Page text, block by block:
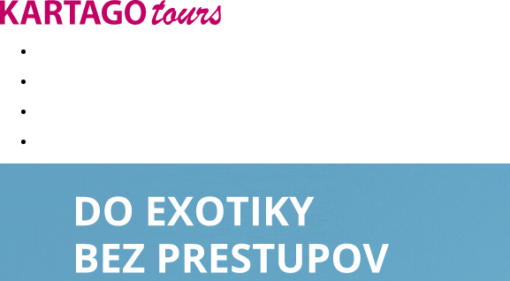
Last minute Dovolenkové kluby